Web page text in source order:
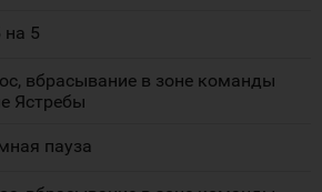
на 5
вбрасывание в зоне команды
Ястребы
пауза